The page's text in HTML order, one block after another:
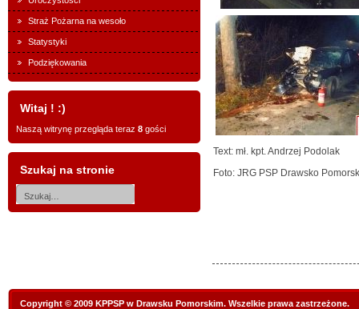
Straż Pożarna na wesoło
Statystyki
Podziękowania
Witaj ! :)
Naszą witrynę przegląda teraz 8 gości
Szukaj na stronie
Text: mł. kpt. Andrzej Podolak
Foto: JRG PSP Drawsko
Copyright © 2009 KPPSP w Drawsku Pomorskim. Wszelkie prawa zastrzeżone.